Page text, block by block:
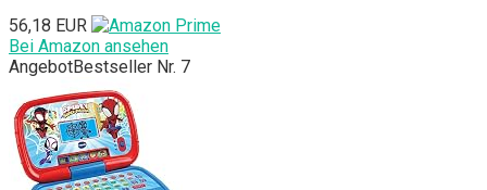
56,18 EUR
Bei Amazon ansehen
AngebotBestseller Nr. 7